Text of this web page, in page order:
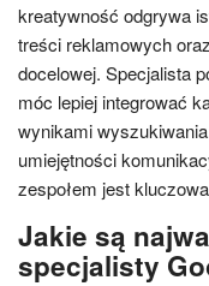
kreatywność odgrywa
treści reklamowych
docelowej. Specjalista
móc lepiej integrować
wynikami
umiejętności
zespołem jest
Jakie są
specjalisty